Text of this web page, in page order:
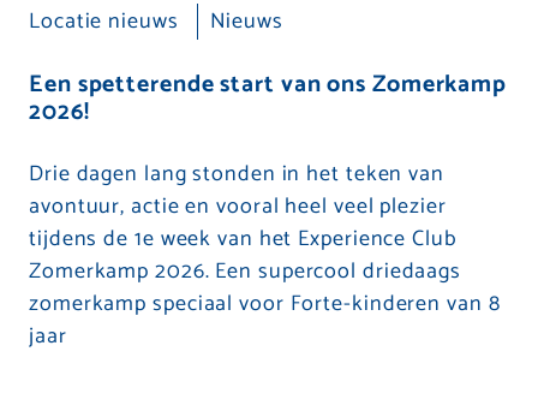
Locatie nieuws Nieuws
Een spetterende start van ons Zomerkamp
2026!
Drie dagen lang stonden in het teken van
avontuur, actie en vooral heel veel plezier
tijdens de 1e week van het Experience Club
Zomerkamp 2026. Een supercool driedaags
zomerkamp speciaal voor Forte-kinderen van 8
jaar